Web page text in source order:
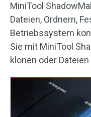
MiniTool
Dateien, Ordnern,
Betriebssystem
Sie mit MiniTool
klonen oder